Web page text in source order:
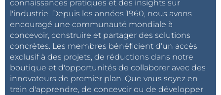
connaissances pratiques et des insights sur
l'industrie. Depuis les années 1960, nous avons
encouragé une communauté mondiale à
concevoir, construire et partager des solutions
concrètes. Les membres bénéficient d'un accès
exclusif à des projets, de réductions dans notre
boutique et d'opportunités de collaborer avec des
innovateurs de premier plan. Que vous soyez en
train d'apprendre, de concevoir ou de développer